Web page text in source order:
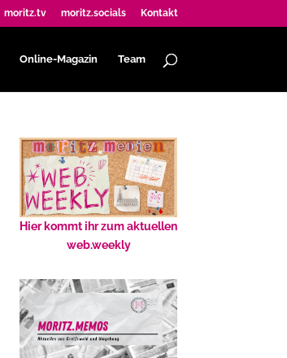
moritz.tv moritz.socials Kontakt
Online-Magazin Team
Hier kommt ihr zum aktuellen
web.weekly